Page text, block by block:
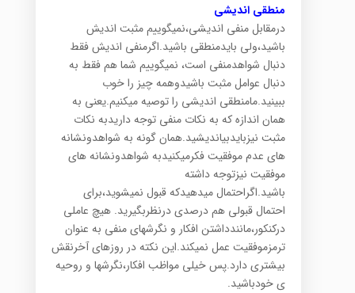
منطقی اندیشی
درمقابل منفی اندیشی،نمیگوییم مثبت اندیش
باشید،ولی بایدمنطقی باشید.اگرمنفی اندیش فقط
دنبال شواهدمنفی است، نمیگوییم شما هم فقط به
دنبال عوامل مثبت باشیدوهمه چیز را خوب
ببینید.مامنطقی اندیشی را توصیه میکنیم.یعنی به
همان اندازه که به نکات منفی توجه داریدبه نکات
مثبت نیزبایدبیاندیشید.همان گونه به شواهدونشانه
های عدم موفقیت فکرمیکنیدبه شواهدونشانه های
موفقیت نیزتوجه داشته
باشید.اگراحتمال میدهیدکه قبول نمیشوید،برای
احتمال قبولی هم درصدی درنظربگیرید. هیچ عاملی
درکنکور،مانندداشتن افکار و نگرشهای منفی به عنوان
ترمزموفقیت عمل نمیکند.این نکته در روزهای آخرنقش
بیشتری دارد.پس خیلی مواظب افکار،نگرشها و روحیه
ی خودباشید.